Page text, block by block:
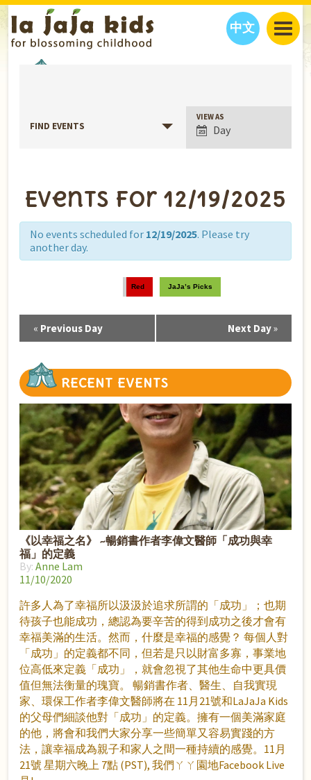
中文
CLASSES
INTERVIEWS
EVENTS
THINGS TO DO
FAMILY WELLNESS
EDUCATION
CONTACT US
PARTNERS
FIND EVENTS
Event
Views
Navigation
VIEW AS
Day
Events for 12/19/2025
No events scheduled for 12/19/2025. Please try
another day.
Red JaJa’s Picks
Day
« Previous Day Next Day»
RECENT EVENTS
《以幸福之名》 ~暢銷書作者李偉文醫師「成功與幸
福」的定義
By: Anne Lam
11/10/2020
許多人為了幸福所以汲汲於追求所謂的「成功」；也期
待孩子也能成功，總認為要辛苦的得到成功之後才會有
幸福美滿的生活。然而，什麼是幸福的感覺？ 每個人對
「成功」的定義都不同，但若是只以財富多寡，事業地
位高低來定義「成功」，就會忽視了其他生命中更具價
值但無法衡量的瑰寶。 暢銷書作者、醫生、自我實現
家、環保工作者李偉文醫師將在 11月21號和LaJaJa Kids
的父母們細談他對「成功」的定義。擁有一個美滿家庭
的他，將會和我們大家分享一些簡單又容易實踐的方
法，讓幸福成為親子和家人之間一種持續的感覺。11月
21號 星期六晚上 7點 (PST), 我們ㄚㄚ園地Facebook Live